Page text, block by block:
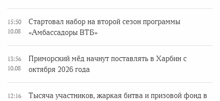
15:50
10.08
Стартовал набор на второй сезон программы
«Амбассадоры ВТБ»
13:56
10.08
Приморский мёд начнут поставлять в Харбин с
октября 2026 года
12:16
Тысяча участников, жаркая битва и призовой фонд в